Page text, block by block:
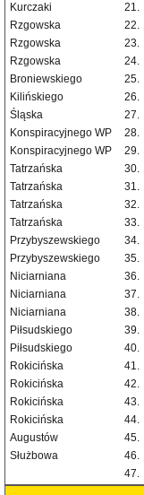
Kurczaki
21.
Rzgowska
22.
Rzgowska
23.
Rzgowska
24.
Broniewskiego
25.
Kilińskiego
26.
Śląska
27.
Konspiracyjnego WP
28.
Konspiracyjnego WP
29.
Tatrzańska
30.
Tatrzańska
31.
Tatrzańska
32.
Tatrzańska
33.
Przybyszewskiego
34.
Przybyszewskiego
35.
Niciarniana
36.
Niciarniana
37.
Niciarniana
38.
Piłsudskiego
39.
Piłsudskiego
40.
Rokicińska
41.
Rokicińska
42.
Rokicińska
43.
Rokicińska
44.
Augustów
45.
Służbowa
46.
47.